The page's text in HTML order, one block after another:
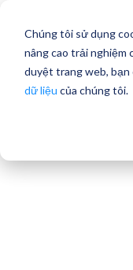
Chúng tôi sử dụng
nâng cao trải nghiệm
duyệt trang web, bạn
dữ liệu của chúng tôi.